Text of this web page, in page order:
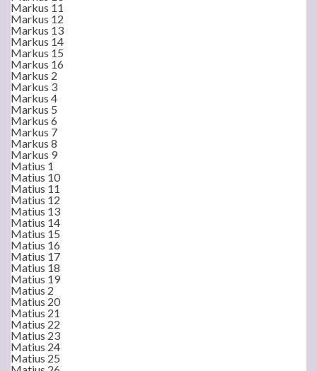
Markus 11
Markus 12
Markus 13
Markus 14
Markus 15
Markus 16
Markus 2
Markus 3
Markus 4
Markus 5
Markus 6
Markus 7
Markus 8
Markus 9
Matius 1
Matius 10
Matius 11
Matius 12
Matius 13
Matius 14
Matius 15
Matius 16
Matius 17
Matius 18
Matius 19
Matius 2
Matius 20
Matius 21
Matius 22
Matius 23
Matius 24
Matius 25